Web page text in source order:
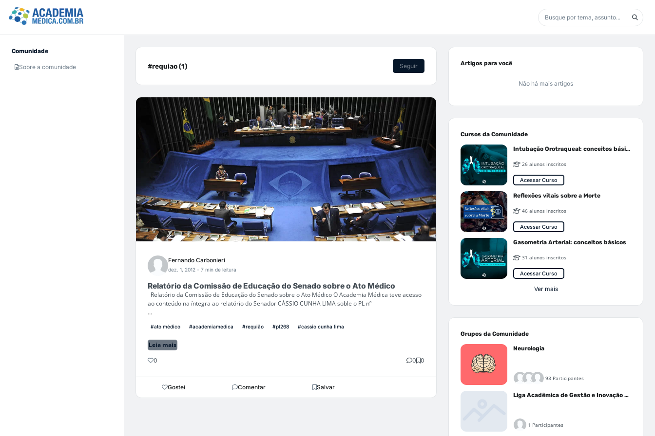
Comunidade
Sobre a comunidade #requiao (1) Seguir
Fernando Carbonieri
dez. 1, 2012 - 7 min de leitura
Relatório da Comissão de Educação do Senado sobre o Ato Médico
Relatório da Comissão de Educação do Senado sobre o Ato Médico O Academia Médica teve acesso
ao conteúdo na íntegra ao relatório do Senador CÁSSIO CUNHA LIMA soble o PL nº
...
#ato médico #academiamedica #requião #pl268 #cassio cunha lima
Leia mais
0 0 0
Gostei Comentar Salvar
Artigos para você
Não há mais artigos
Cursos da Comunidade
Intubação Orotraqueal: conceitos básicos
26 alunos inscritos
Acessar Curso
Reflexões vitais sobre a Morte
46 alunos inscritos
Acessar Curso
Gasometria Arterial: conceitos básicos
31 alunos inscritos
Acessar Curso
Ver mais
Grupos da Comunidade
Neurologia
93 Participantes
Liga Acadêmica de Gestão e Inovação Médica - LAGIM
1 Participantes